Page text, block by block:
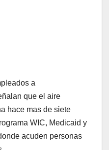
a
que el aire
hace mas de siete
WIC, Medicaid y
acuden personas